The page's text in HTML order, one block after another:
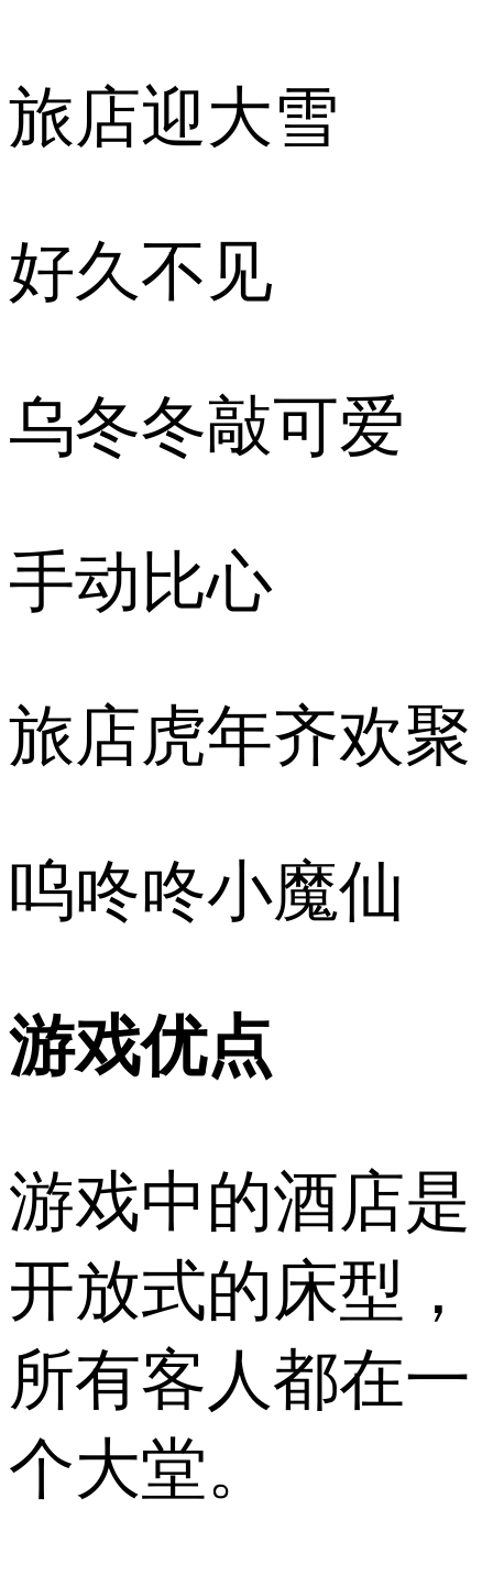
旅店迎大雪
好久不见
乌冬冬敲可爱
手动比心
旅店虎年齐欢聚
呜咚咚小魔仙
游戏优点
游戏中的酒店是
开放式的床型，
所有客人都在一
个大堂。